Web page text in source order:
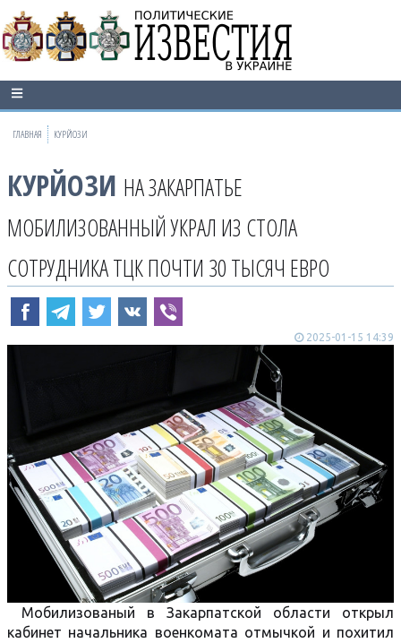
ГЛАВНАЯ КУРЙОЗИ
КУРЙОЗИ НА ЗАКАРПАТЬЕ
МОБИЛИЗОВАННЫЙ УКРАЛ ИЗ СТОЛА
СОТРУДНИКА ТЦК ПОЧТИ 30 ТЫСЯЧ ЕВРО
2025-01-15 14:39
Мобилизованый в Закарпатской области открыл
кабинет начальника военкомата отмычкой и похитил